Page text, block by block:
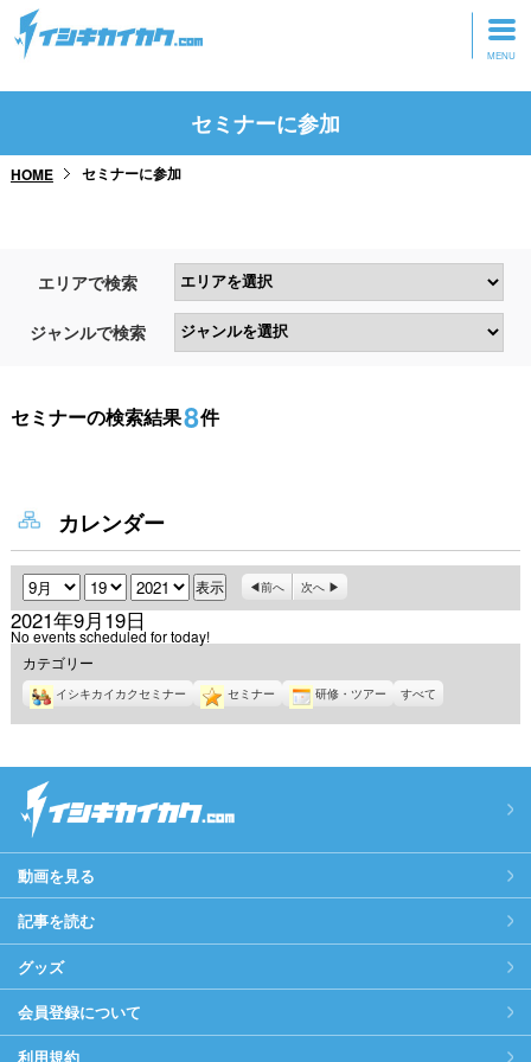
トップページ
研修・ツアーに参加
セミナーに参加
HOME セミナーに参加
エリアで検索
ジャンルで検索
セミナーの検索結果8件
カレンダー
月 日 年 前へ 次へ
2021年9月19日
No events scheduled for today!
カテゴリー
イシキカイカクセミナー セミナー 研修・ツアー すべて
動画を見る
記事を読む
グッズ
会員登録について